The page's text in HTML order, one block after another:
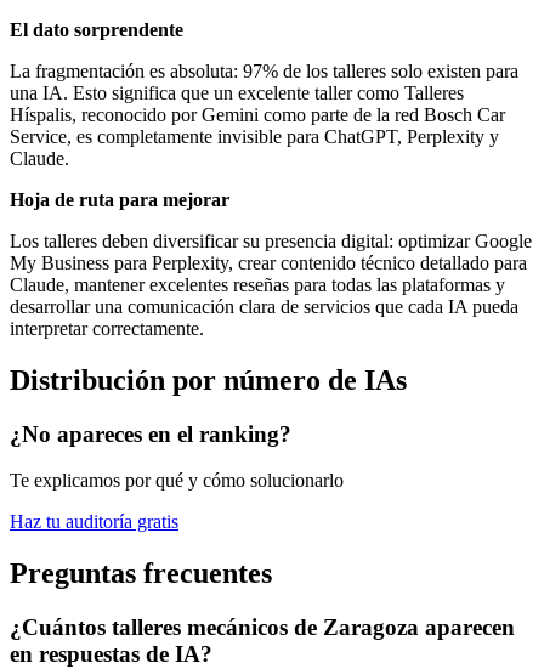
El dato sorprendente
La fragmentación es absoluta: 97% de los talleres solo existen para
una IA. Esto significa que un excelente taller como Talleres
Híspalis, reconocido por Gemini como parte de la red Bosch Car
Service, es completamente invisible para ChatGPT, Perplexity y
Claude.
Hoja de ruta para mejorar
Los talleres deben diversificar su presencia digital: optimizar Google
My Business para Perplexity, crear contenido técnico detallado para
Claude, mantener excelentes reseñas para todas las plataformas y
desarrollar una comunicación clara de servicios que cada IA pueda
interpretar correctamente.
Distribución por número de IAs
¿No apareces en el ranking?
Te explicamos por qué y cómo solucionarlo
Haz tu auditoría gratis
Preguntas frecuentes
¿Cuántos talleres mecánicos de Zaragoza aparecen
en respuestas de IA?